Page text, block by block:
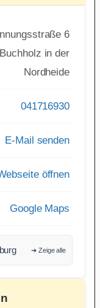
6
in der
Nordheide
041716930
E-Mail senden
öffnen
Google Maps
➔ Zeige alle